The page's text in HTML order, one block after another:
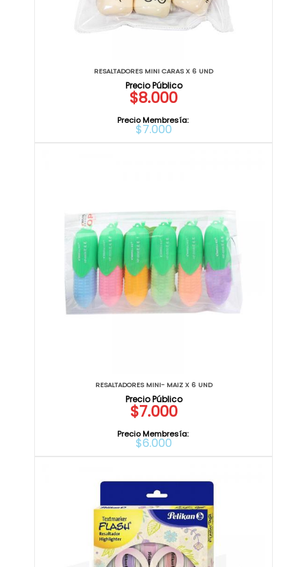
RESALTADORES MINI CARAS X 6 UND
$8.000
Precio Membresía:
$7.000
RESALTADORES MINI- MAIZ X 6 UND
$7.000
Precio Membresía:
$6.000